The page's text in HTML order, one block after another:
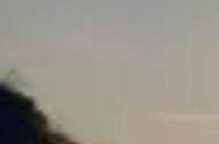
im Warenkorb.